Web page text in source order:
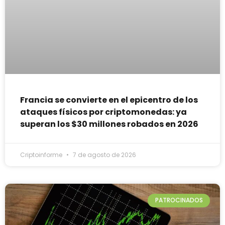
Francia se convierte en el epicentro de los
ataques físicos por criptomonedas: ya
superan los $30 millones robados en 2026
Criptoinforme 7 de agosto de 2026
PATROCINADOS